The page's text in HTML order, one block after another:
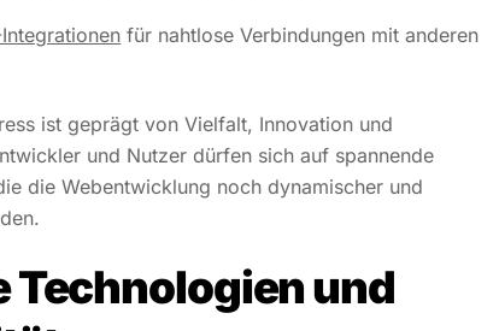
für nahtlose Verbindungen mit anderen
ist geprägt von Vielfalt, Innovation und
und Nutzer dürfen sich auf spannende
die Webentwicklung noch dynamischer und
Technologien und